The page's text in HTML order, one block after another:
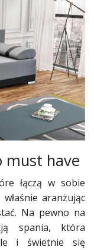
must have
łączą w sobie
aranżując
Na pewno na
spania, która
i świetnie się